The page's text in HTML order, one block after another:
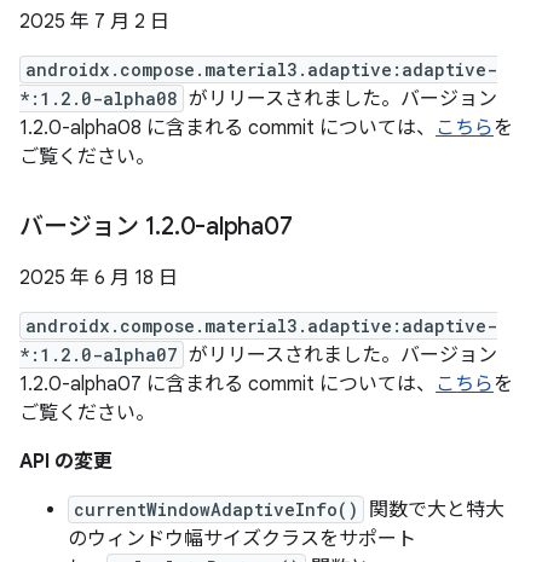
2025 年 7 月 2 日
androidx.compose.material3.adaptive:adaptive-
*:1.2.0-alpha08 がリリースされました。バージョン
1.2.0-alpha08 に含まれる commit については、 こちらを
ご覧ください。
バージョン 1.2.0-alpha07
2025 年 6 月 18 日
androidx.compose.material3.adaptive:adaptive-
*:1.2.0-alpha07 がリリースされました。バージョン
1.2.0-alpha07 に含まれる commit については、 こちらを
ご覧ください。
API の変更
currentWindowAdaptiveInfo()
関数で大と特大
のウィンドウ幅サイズクラスをサポート